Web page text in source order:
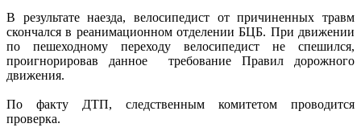
В результате наезда, велосипедист от причиненных травм
скончался в реанимационном отделении БЦБ. При движении
по пешеходному переходу велосипедист не спешился,
проигнорировав данное требование Правил дорожного
движения.
По факту ДТП, следственным комитетом проводится
проверка.